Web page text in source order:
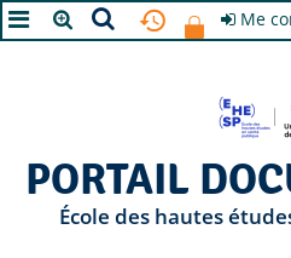
Me
PORTAIL
École des hautes